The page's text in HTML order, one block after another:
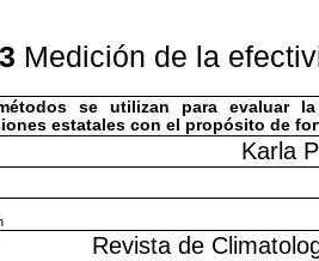
Medición de la
se utilizan para evaluar
estatales con el propósito de
Karla
Revista de